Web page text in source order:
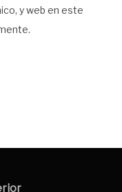
y web en este